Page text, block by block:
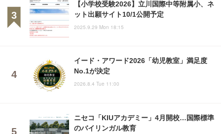
【小学校受験2026】立川国際中等附属小、ネ
ット出願サイト10/1公開予定
2025.9.29 Mon 18:15
イード・アワード2026「幼児教室」満足度
No.1が決定
2026.8.4 Tue 11:00
ニセコ「KIUアカデミー」4月開校…国際標準
のバイリンガル教育